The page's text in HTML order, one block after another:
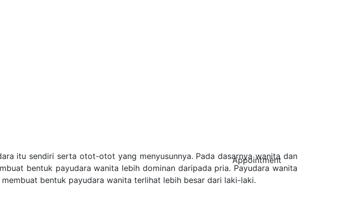
Appointment
itu sendiri serta otot-otot yang menyusunnya. Pada dasarnya wanita dan
bentuk payudara wanita lebih dominan daripada pria. Payudara wanita
bentuk payudara wanita terlihat lebih besar dari laki-laki.